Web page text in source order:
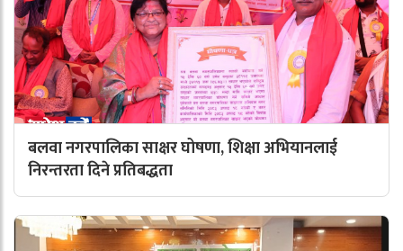
बलवा नगरपालिका साक्षर घोषणा, शिक्षा अभियानलाई
निरन्तरता दिने प्रतिबद्धता